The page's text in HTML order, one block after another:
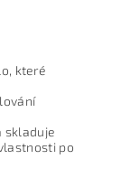
které
skladuje
po